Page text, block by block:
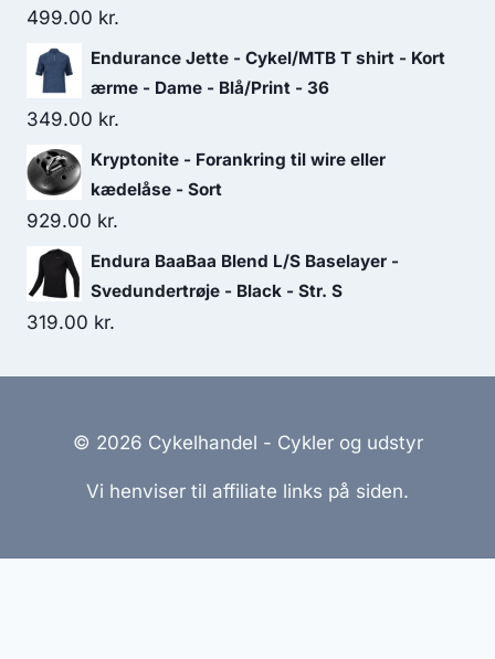
499.00 kr.
Endurance Jette - Cykel/MTB T shirt - Kort
ærme - Dame - Blå/Print - 36
349.00 kr.
Kryptonite - Forankring til wire eller
kædelåse - Sort
929.00 kr.
Endura BaaBaa Blend L/S Baselayer -
Svedundertrøje - Black - Str. S
319.00 kr.
© 2026 Cykelhandel - Cykler og udstyr
Vi henviser til affiliate links på siden.